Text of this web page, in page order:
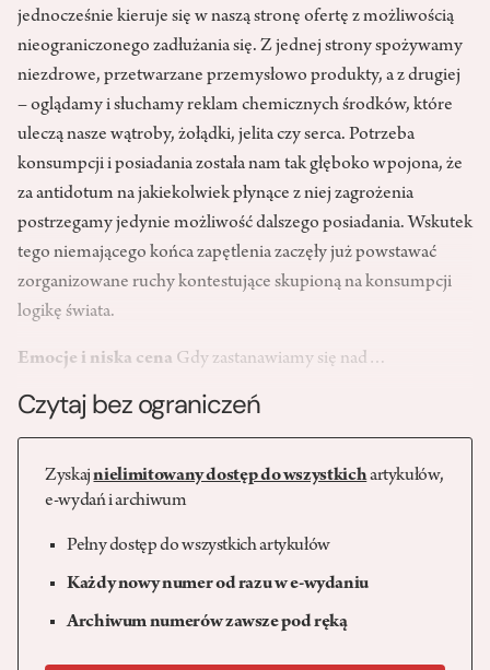
jednocześnie kieruje się w naszą stronę ofertę z możliwością
nieograniczonego zadłużania się. Z jednej strony spożywamy
niezdrowe, przetwarzane przemysłowo produkty, a z drugiej
– oglądamy i słuchamy reklam chemicznych środków, które
uleczą nasze wątroby, żołądki, jelita czy serca. Potrzeba
konsumpcji i posiadania została nam tak głęboko wpojona, że
za antidotum na jakiekolwiek płynące z niej zagrożenia
postrzegamy jedynie możliwość dalszego posiadania. Wskutek
tego niemającego końca zapętlenia zaczęły już powstawać
zorganizowane ruchy kontestujące skupioną na konsumpcji
logikę świata.
Emocje i niska cena Gdy zastanawiamy się nad…
Czytaj bez ograniczeń
Zyskajnielimitowany dostęp do wszystkichartykułów,
e-wydań i archiwum
Pełny dostęp do wszystkich artykułów
Każdy nowy numer od razu w e-wydaniu
Archiwum numerów zawsze pod ręką